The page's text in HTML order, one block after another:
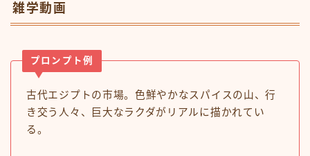
雑学動画
プロンプト例
古代エジプトの市場。色鮮やかなスパイスの山、行
き交う人々、巨大なラクダがリアルに描かれてい
る。